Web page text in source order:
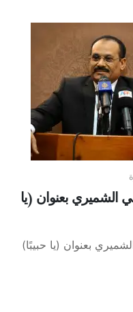
الشميري بعنوان (يا
بعنوان (يا حبيبًا)